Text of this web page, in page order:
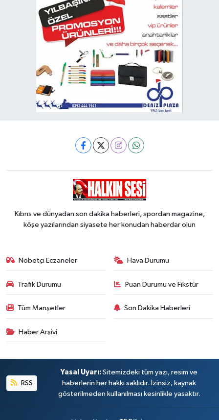
Kıbrıs ve dünyadan son dakika haberleri, spordan magazine,
köşe yazılarından siyasete her konudan haberdar olun
Nöbetçi Eczaneler Hava Durumu
Trafik Durumu Puan Durumu ve Fikstür
Tüm Manşetler Son Dakika Haberleri
Haber Arşivi
RSS
Yasal Uyarı: Sitemizdeki tüm yazı, resim ve
haberlerin her hakkı saklıdır. İzinsiz, kaynak
gösterilmeden kullanılması kesinlikle yasaktır.